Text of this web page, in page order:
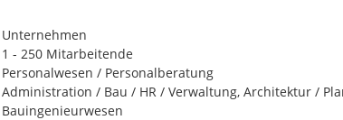
Unternehmen
1 - 250 Mitarbeitende
Personalwesen / Personalberatung
Administration / Bau / HR / Verwaltung, Architektur /
Bauingenieurwesen